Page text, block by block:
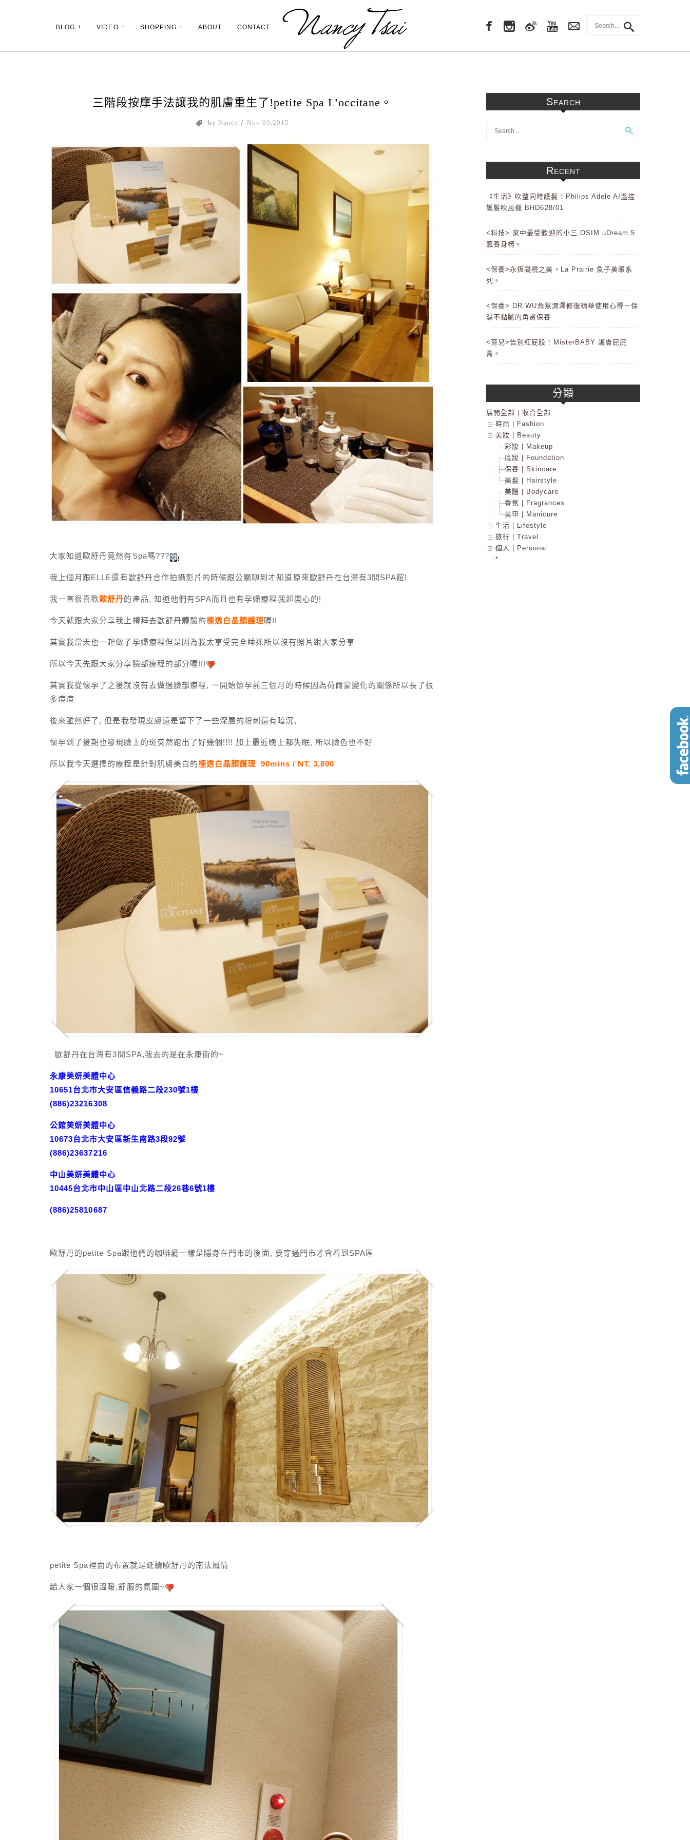
Main Menu
BLOG VIDEO SHOPPING ABOUT CONTACT
三階段按摩手法讓我的肌膚重生了!petite Spa L’occitane。
by Nancy / Nov 09,2015
大家知道歐舒丹竟然有Spa嗎???
我上個月跟ELLE還有歐舒丹合作拍攝影片的時候跟公關聊到才知道原來歐舒丹在台灣有3間SPA館!
我一直很喜歡歐舒丹的產品, 知道他們有SPA而且也有孕婦療程我超開心的!
今天就跟大家分享我上禮拜去歐舒丹體驗的極透白晶顏護理喔!!
其實我當天也一起做了孕婦療程但是因為我太享受完全睡死所以沒有照片跟大家分享
所以今天先跟大家分享臉部療程的部分喔!!!
其實我從懷孕了之後就沒有去做過臉部療程, 一開始懷孕前三個月的時候因為荷爾蒙變化的關係所以長了很
多痘痘
後來雖然好了, 但是我發現皮膚還是留下了一些深層的粉刺還有暗沉,
懷孕到了後期也發現臉上的斑突然跑出了好幾個!!!! 加上最近晚上都失眠, 所以臉色也不好
所以我今天選擇的療程是針對肌膚美白的極透白晶顏護理90mins / NT. 3,800
歐舒丹在台灣有3間SPA,我去的是在永康街的~
永康美妍美體中心
10651台北市大安區信義路二段230號1樓
(886)23216308
公館美妍美體中心
10673台北市大安區新生南路3段92號
(886)23637216
中山美妍美體中心
10445台北市中山區中山北路二段26巷6號1樓
(886)25810687
歐舒丹的petite Spa跟他們的咖啡廳一樣是隱身在門市的後面, 要穿過門市才會看到SPA區
petite Spa裡面的布置就是延續歐舒丹的南法風情
給人家一個很溫暖,舒服的氛圍~
Search
Recent
《生活》吹整同時護髮！Philips Adele AI溫控
護髮吹風機 BHD628/01
<科技> 家中最受歡迎的小三 OSIM uDream 5
感養身椅。
<保養>永恆凝視之美。La Prairie 魚子美眼系
列。
<保養> DR.WU角鯊潤澤修復精華使用心得－保
濕不黏膩的角鯊保養
<育兒>告別紅屁股！MisterBABY 護膚屁屁
膏。
分類
展開全部
收合全部
時尚 | Fashion
美妝 | Beauty
彩妝 | Makeup
底妝 | Foundation
保養 | Skincare
美髮 | Hairstyle
美體 | Bodycare
香氛 | Fragrances
美甲 | Manicure
生活 | Lifestyle
旅行 | Travel
個人 | Personal
*